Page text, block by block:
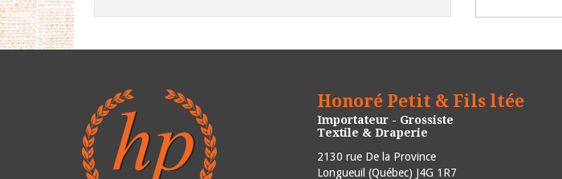
Honoré Petit & Fils ltée
Importateur - Grossiste
Textile & Draperie
2130 rue De la Province
Longueuil (Québec) J4G 1R7